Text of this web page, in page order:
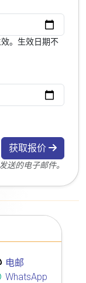
。生效日期不
获取报价
送的电子邮件。
电邮
WhatsApp